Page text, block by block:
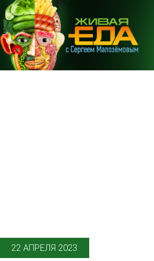
22 АПРЕЛЯ 2023